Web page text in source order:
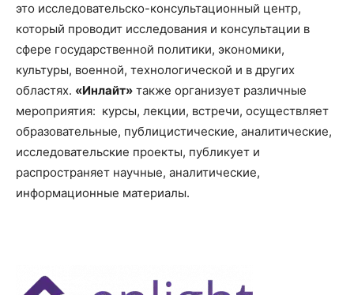
это исследовательско-консультационный центр,
который проводит исследования и консультации в
сфере государственной политики, экономики,
культуры, военной, технологической и в других
областях. «Инлайт» также организует различные
мероприятия: курсы, лекции, встречи, осуществляет
образовательные, публицистические, аналитические,
исследовательские проекты, публикует и
распространяет научные, аналитические,
информационные материалы.